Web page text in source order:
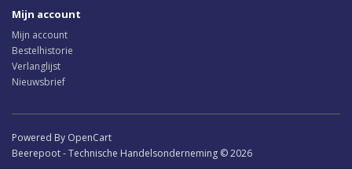
Mijn account
Mijn account
Bestelhistorie
Verlanglijst
Nieuwsbrief
Powered By OpenCart
Beerepoot - Technische Handelsonderneming © 2026